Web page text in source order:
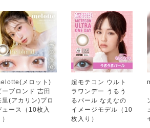
メロット)
ーブロンド 吉田
里(アカリン)プロ
ュース（10枚入
超モテコン ウルト
ラワンデー うるう
るパール なえなの
イメージモデル（10
枚入り）